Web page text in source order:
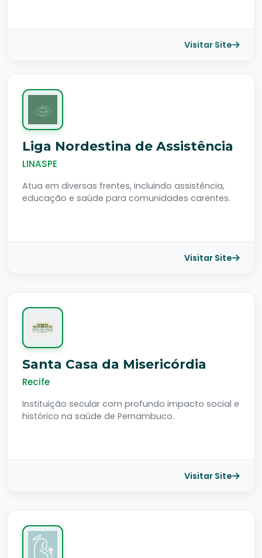
Visitar Site
Liga Nordestina de Assistência
LINASPE
Atua em diversas frentes, incluindo assistência,
educação e saúde para comunidades carentes.
Visitar Site
Santa Casa da Misericórdia
Recife
Instituição secular com profundo impacto social e
histórico na saúde de Pernambuco.
Visitar Site